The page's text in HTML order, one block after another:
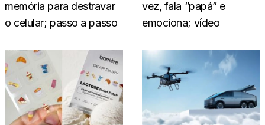
memória para destravar
o celular; passo a passo
vez, fala “papá” e
emociona; vídeo